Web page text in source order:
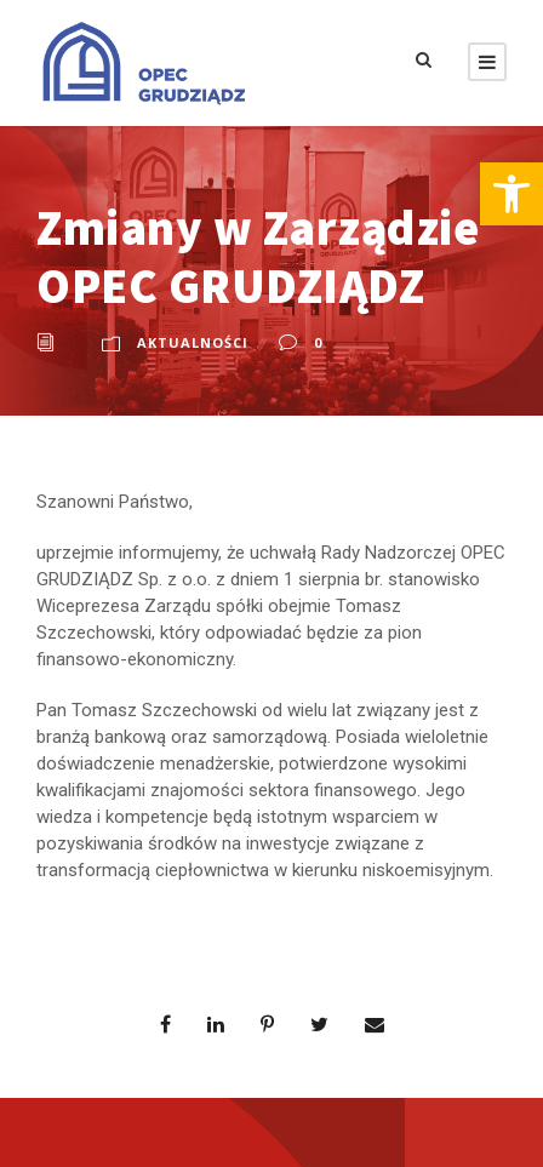
Otwórz pasek narzędzi
Zmiany w Zarządzie
OPEC GRUDZIĄDZ
AKTUALNOŚCI 0
Szanowni Państwo,
uprzejmie informujemy, że uchwałą Rady Nadzorczej OPEC
GRUDZIĄDZ Sp. z o.o. z dniem 1 sierpnia br. stanowisko
Wiceprezesa Zarządu spółki obejmie Tomasz
Szczechowski, który odpowiadać będzie za pion
finansowo-ekonomiczny.
Pan Tomasz Szczechowski od wielu lat związany jest z
branżą bankową oraz samorządową. Posiada wieloletnie
doświadczenie menadżerskie, potwierdzone wysokimi
kwalifikacjami znajomości sektora finansowego. Jego
wiedza i kompetencje będą istotnym wsparciem w
pozyskiwania środków na inwestycje związane z
transformacją ciepłownictwa w kierunku niskoemisyjnym.